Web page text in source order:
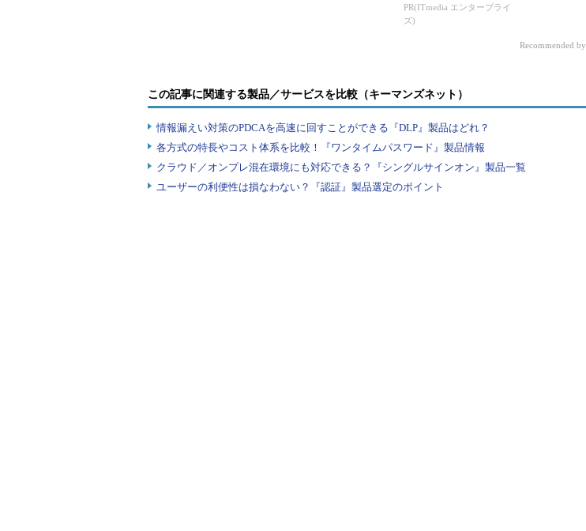
光ミニプラグ／光ミニジャック（S/PDIF）PR(ITmedia エンタープライ
ズ)
Recommended by
この記事に関連する製品／サービスを比較（キーマンズネット）
情報漏えい対策のPDCAを高速に回すことができる『DLP』製品はどれ？
各方式の特長やコスト体系を比較！『ワンタイムパスワード』製品情報
クラウド／オンプレ混在環境にも対応できる？『シングルサインオン』製品一覧
ユーザーの利便性は損なわない？『認証』製品選定のポイント